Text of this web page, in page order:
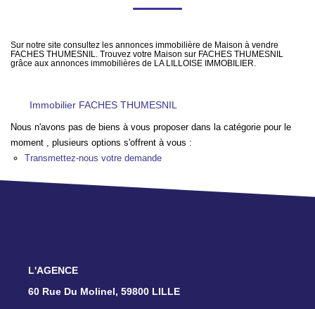
VENDRE
GESTION LOCATIVE
NOTRE AGENCE
Sur notre site consultez les annonces immobilière de Maison à vendre
FACHES THUMESNIL. Trouvez votre Maison sur FACHES THUMESNIL
grâce aux annonces immobilières de LA LILLOISE IMMOBILIER.
Immobilier FACHES THUMESNIL
Nous n'avons pas de biens à vous proposer dans la catégorie pour le
moment , plusieurs options s'offrent à vous :
Transmettez-nous votre demande
L'AGENCE
60 Rue Du Molinel, 59800 LILLE